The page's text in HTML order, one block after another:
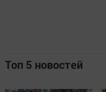
Топ 5 новостей